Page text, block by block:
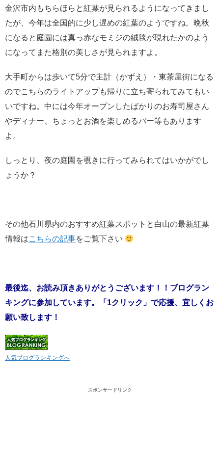
金沢市内もちらほらと紅葉が見られるようになってきまし
たが、今年は全国的に少し遅めの紅葉のようですね。晩秋
になると庭園には真っ赤なモミジの絨毯が現れたかのよう
になってまた格別の美しさが見られますよ。
大手町からは歩いて5分で主計（かずえ）・東茶屋街になる
のでこちらのライトアップも帰りに立ち寄られてみてもい
いですね。中には今年オープンしたばかりのお寿司屋さん
やディナー、ちょっとお酒を楽しめるバー等もあります
よ。
しっとり、夜の庭園を覗きに行ってみられてはいかがでし
ょうか？
その他石川県内のおすすめ紅葉スポットと白山の最新紅葉
情報はこちらの記事をご覧下さい
最後迄、お読み頂きありがとうございます！！ブログラン
キングに参加しています。「1クリック」で応援、宜しくお
願い致します！
人気ブログランキングへ
スポンサードリンク